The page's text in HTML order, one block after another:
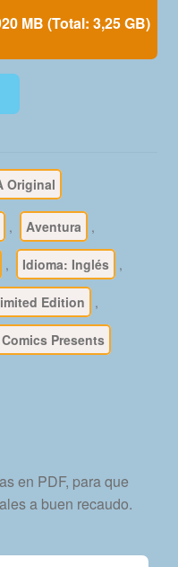
MB (Total: 3,25 GB)
Original
, Aventura ,
, Idioma: Inglés ,
Edition ,
Presents
en PDF, para que
a buen recaudo.